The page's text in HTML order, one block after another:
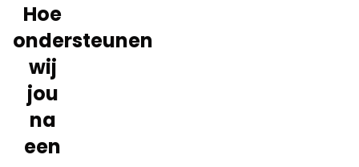
Hoe
ondersteunen
wij
jou
na
een